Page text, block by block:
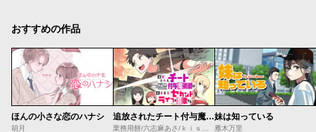
おすすめの作品
ほんの小さな恋のハナシ
胡月
追放されたチート付与魔術師は気ままなセカンドライフを謳歌する。 ～俺は武器だけじゃなく、あらゆるものに『強化ポイント』を付与できるし、俺の意思でいつでも効果を解除できるけど、残った人たち大丈夫？～妹は知っている
雁木万里